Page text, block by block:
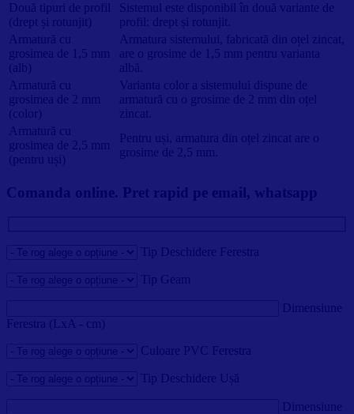
Două tipuri de profil
(drept și rotunjit)
Sistemul este disponibil în două variante de
profil: drept și rotunjit.
Armatură cu
grosimea de 1,5 mm
(alb)
Armatura sistemului, fabricată din oțel zincat,
are o grosime de 1,5 mm pentru varianta
albă.
Armatură cu
grosimea de 2 mm
(color)
Varianta color a sistemului dispune de
armatură cu o grosime de 2 mm din oțel
zincat.
Armatură cu
grosimea de 2,5 mm
(pentru uși)
Pentru uși, armatura din oțel zincat are o
grosime de 2,5 mm.
Comanda online. Pret rapid pe email, whatsapp
Tip Deschidere Ferestra
Tip Geam
Dimensiune
Ferestra (LxA - cm)
Culoare PVC Ferestra
Tip Deschidere Ușă
Dimensiune